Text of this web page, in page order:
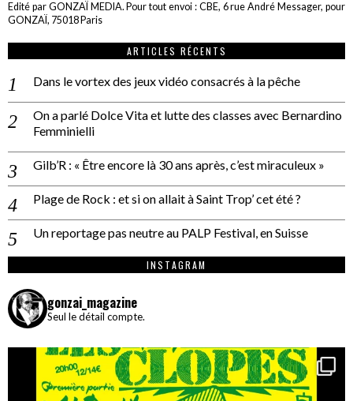
Edité par GONZAÏ MEDIA. Pour tout envoi : CBE, 6 rue André Messager, pour
GONZAÏ, 75018 Paris
ARTICLES RÉCENTS
Dans le vortex des jeux vidéo consacrés à la pêche
On a parlé Dolce Vita et lutte des classes avec Bernardino
Femminielli
Gilb’R : « Être encore là 30 ans après, c’est miraculeux »
Plage de Rock : et si on allait à Saint Trop’ cet été ?
Un reportage pas neutre au PALP Festival, en Suisse
INSTAGRAM
gonzai_magazine
Seul le détail compte.